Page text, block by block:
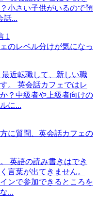
小さい子供がいるので預
話...
1
のレベル分けが気になっ
近転職して、新しい職
。 英会話カフェではレ
？中級者や上級者向けの
に...
に質問、英会話カフェの
英語の読み書きはでき
言葉が出てきません。
ンで参加できるところを
...